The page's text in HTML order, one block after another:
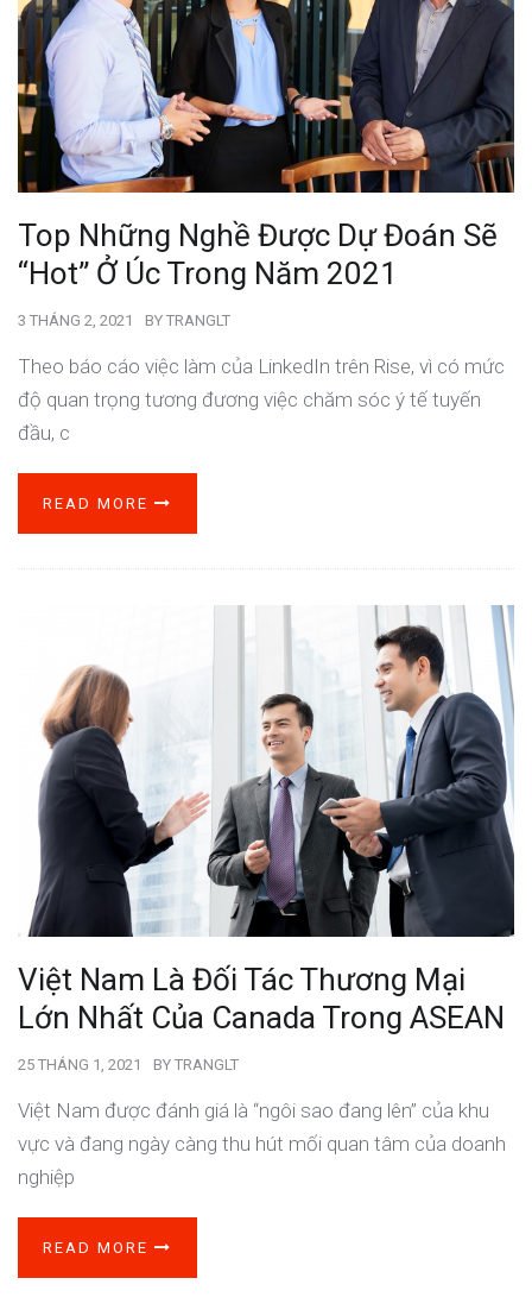
Top Những Nghề Được Dự Đoán Sẽ
“Hot” Ở Úc Trong Năm 2021
3 THÁNG 2, 2021 BY TRANGLT
Theo báo cáo việc làm của LinkedIn trên Rise, vì có mức
độ quan trọng tương đương việc chăm sóc ý tế tuyến
đầu, c
READ MORE
Việt Nam Là Đối Tác Thương Mại
Lớn Nhất Của Canada Trong ASEAN
25 THÁNG 1, 2021 BY TRANGLT
Việt Nam được đánh giá là “ngôi sao đang lên” của khu
vực và đang ngày càng thu hút mối quan tâm của doanh
nghiệp
READ MORE